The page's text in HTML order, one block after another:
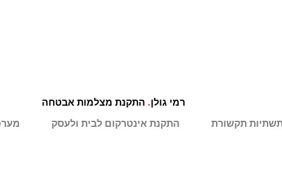
רמי גולן. התקנת מצלמות אבטחה
תקשורת התקנת אינטרקום לבית ולעסק